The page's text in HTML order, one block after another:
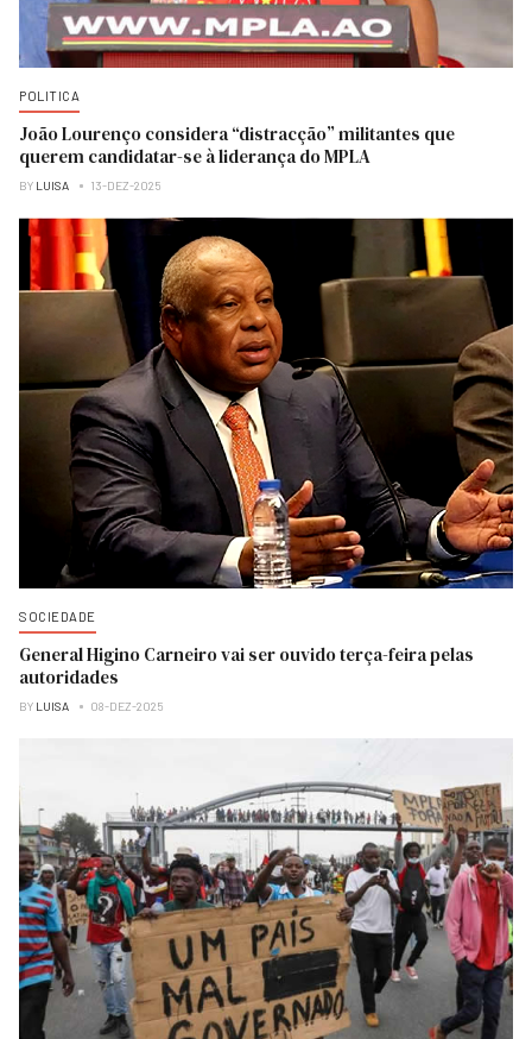
POLITICA
João Lourenço considera “distracção” militantes que
querem candidatar-se à liderança do MPLA
BY LUISA 13-DEZ-2025
SOCIEDADE
General Higino Carneiro vai ser ouvido terça-feira pelas
autoridades
BY LUISA 08-DEZ-2025